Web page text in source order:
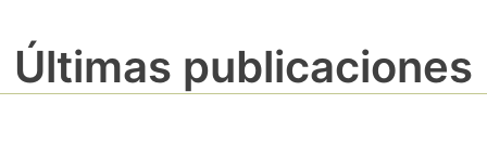
Últimas publicaciones